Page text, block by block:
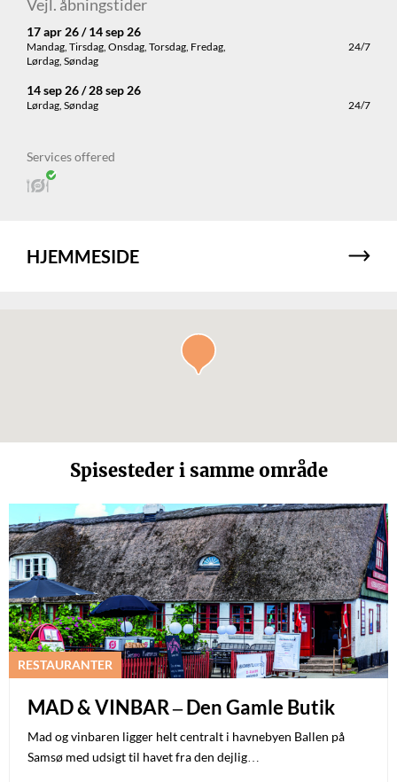
Vejl. åbningstider
17 apr 26 / 14 sep 26
Mandag, Tirsdag, Onsdag, Torsdag, Fredag,
Lørdag, Søndag
24/7
14 sep 26 / 28 sep 26
Lørdag, Søndag 24/7
Services offered
HJEMMESIDE
Spisesteder i samme område
RESTAURANTER
MAD & VINBAR – Den Gamle Butik
Mad og vinbaren ligger helt centralt i havnebyen Ballen på
Samsø med udsigt til havet fra den dejlig…